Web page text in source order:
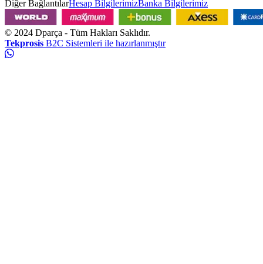
Diğer BağlantılarHesap BilgilerimizBanka Bilgilerimiz
© 2024 Dparça - Tüm Hakları Saklıdır.
Tekprosis B2C Sistemleri ile hazırlanmıştır